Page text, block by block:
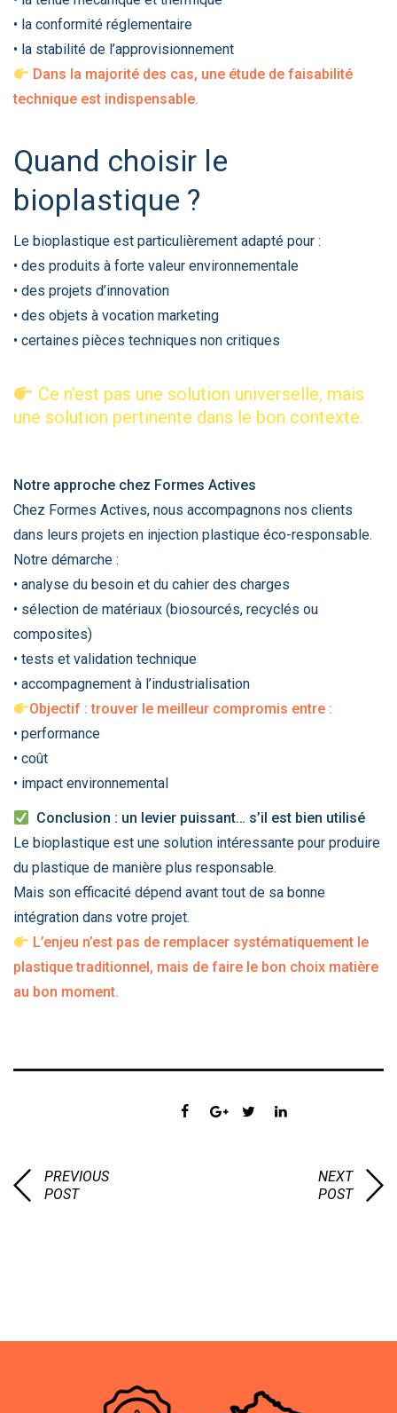
• la conformité réglementaire
• la stabilité de l’approvisionnement
Dans la majorité des cas, une étude de faisabilité
technique est indispensable.
Quand choisir le
bioplastique ?
Le bioplastique est particulièrement adapté pour :
• des produits à forte valeur environnementale
• des projets d’innovation
• des objets à vocation marketing
• certaines pièces techniques non critiques
Ce n’est pas une solution universelle, mais
une solution pertinente dans le bon contexte.
Notre approche chez Formes Actives
Chez Formes Actives, nous accompagnons nos clients
dans leurs projets en injection plastique éco-responsable.
Notre démarche :
• analyse du besoin et du cahier des charges
• sélection de matériaux (biosourcés, recyclés ou
composites)
• tests et validation technique
• accompagnement à l’industrialisation
Objectif : trouver le meilleur compromis entre :
• performance
• coût
• impact environnemental
Conclusion : un levier puissant… s’il est bien utilisé
Le bioplastique est une solution intéressante pour produire
du plastique de manière plus responsable.
Mais son efficacité dépend avant tout de sa bonne
intégration dans votre projet.
L’enjeu n’est pas de remplacer systématiquement le
plastique traditionnel, mais de faire le bon choix matière
au bon moment.
PREVIOUS
POST
NEXT
POST